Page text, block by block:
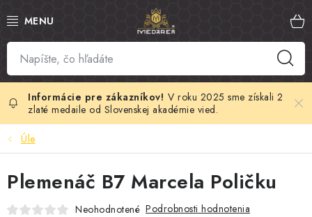
na
SLOVENSKÝ MED
MANUKA MED
VČELÍ PEĽ
MATERSKÁ KAŠIČKA
V roku 2025 sme získali 2
zlaté medaile od Slovenskej akadémie vied.
Úle
Plemenáč B7 Marcela Poličku
Neohodnotené Podrobnosti hodnotenia